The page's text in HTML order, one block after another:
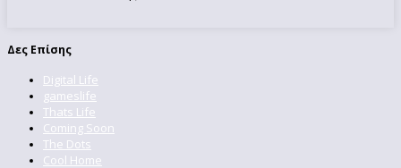
Δες Επίσης
Digital Life
gameslife
Thats Life
Coming Soon
The Dots
Cool Home